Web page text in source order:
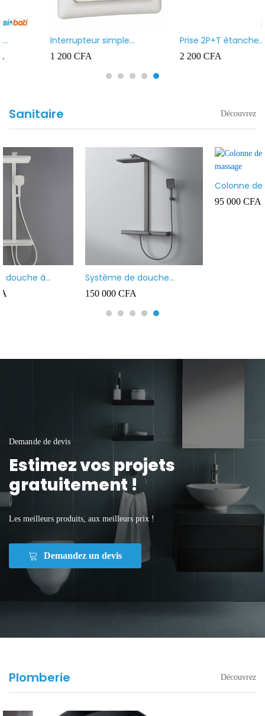
Interrupteur simple
allumage lumineux blanc
Ingelec Ref Kaptika
Prise 2P+T étanche
apparent Ingelec Ref 4896
CFA
Sanitaire Découvrez
Système de douche
thermostatique avec
douche à effet pluie de
tête, douchette à main et
Colonne de douche en
acier inoxydable,
multifonctions avec Jets de
Massage corporel,
pommeau de douche
CFA
Demande de devis
Estimez vos projets
gratuitement !
Les meilleurs produits, aux meilleurs prix !
Demandez un devis
Plomberie Découvrez